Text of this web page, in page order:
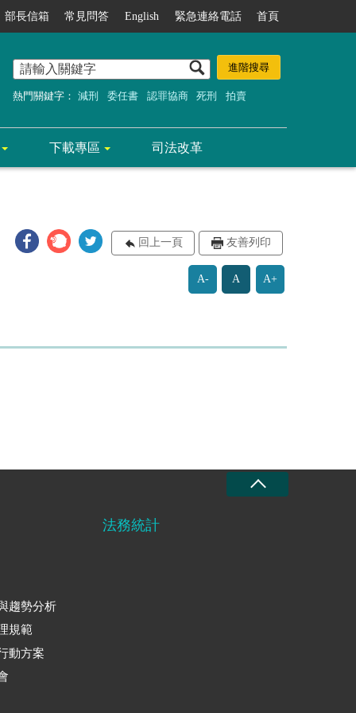
部長信箱 常見問答 English 緊急連絡電話 首頁
熱門關鍵字： 減刑 委任書 認罪協商 死刑 拍賣
下載專區 司法改革
回上一頁 友善列印
A- A A+
趨勢分析
規範
動方案
法務統計